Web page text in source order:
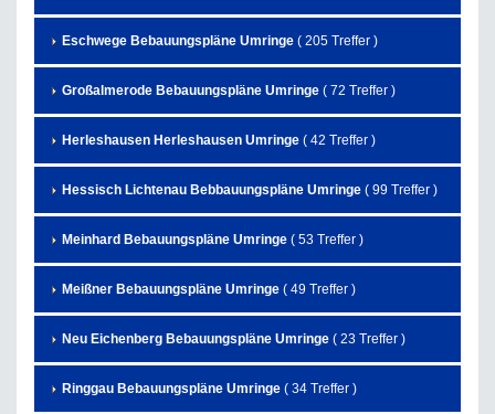
Eschwege Bebauungspläne Umringe ( 205 Treffer )
Großalmerode Bebauungspläne Umringe ( 72 Treffer )
Herleshausen Herleshausen Umringe ( 42 Treffer )
Hessisch Lichtenau Bebbauungspläne Umringe ( 99 Treffer )
Meinhard Bebauungspläne Umringe ( 53 Treffer )
Meißner Bebauungspläne Umringe ( 49 Treffer )
Neu Eichenberg Bebauungspläne Umringe ( 23 Treffer )
Ringgau Bebauungspläne Umringe ( 34 Treffer )